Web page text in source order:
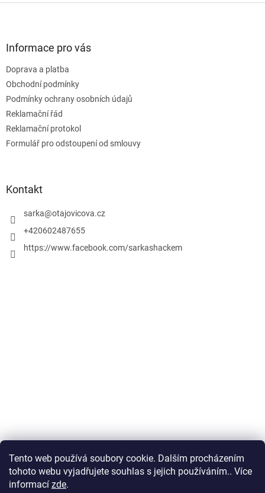
Tento web používá soubory cookie. Dalším procházením
tohoto webu vyjadřujete souhlas s jejich používáním.. Více
informací zde.
l
v
ý
Informace pro vás
Doprava a platba
Obchodní podmínky
Podmínky ochrany osobních údajů
Reklamační řád
Reklamační protokol
Formulář pro odstoupení od smlouvy
Kontakt
sarka@otajovicova.cz
+420602487655
https://www.facebook.com/sarkashackem
Obchodní podmínky